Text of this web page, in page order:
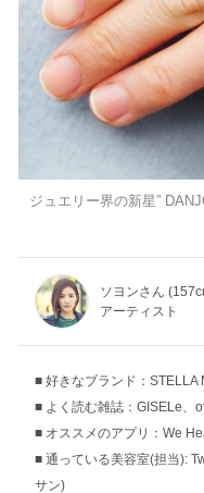
ジュエリー界の新星”
ソヨンさん
アーティスト
好きなブランド：
よく読む雑誌：GISELe、
オススメのアプリ：We
通っている美容室(担当):
サン)